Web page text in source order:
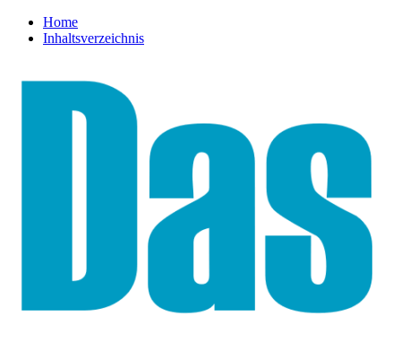
Home
Inhaltsverzeichnis